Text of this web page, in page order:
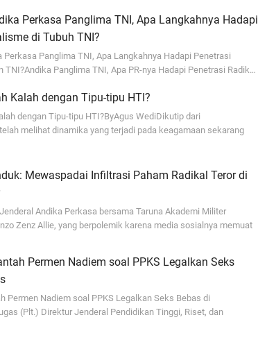
Perkasa Panglima TNI, Apa Langkahnya Hadapi
di Tubuh TNI?
Perkasa Panglima TNI, Apa Langkahnya Hadapi Penetrasi
TNI?Andika Panglima TNI, Apa PR-nya Hadapi Penetrasi Radik…
Kalah dengan Tipu-tipu HTI?
dengan Tipu-tipu HTI?ByAgus WediDikutip dari
melihat dinamika yang terjadi pada keagamaan sekarang
Mewaspadai Infiltrasi Paham Radikal Teror di
Andika Perkasa bersama Taruna Akademi Militer
Zenz Allie, yang berpolemik karena media sosialnya memuat
Permen Nadiem soal PPKS Legalkan Seks
Permen Nadiem soal PPKS Legalkan Seks Bebas di
(Plt.) Direktur Jenderal Pendidikan Tinggi, Riset, dan